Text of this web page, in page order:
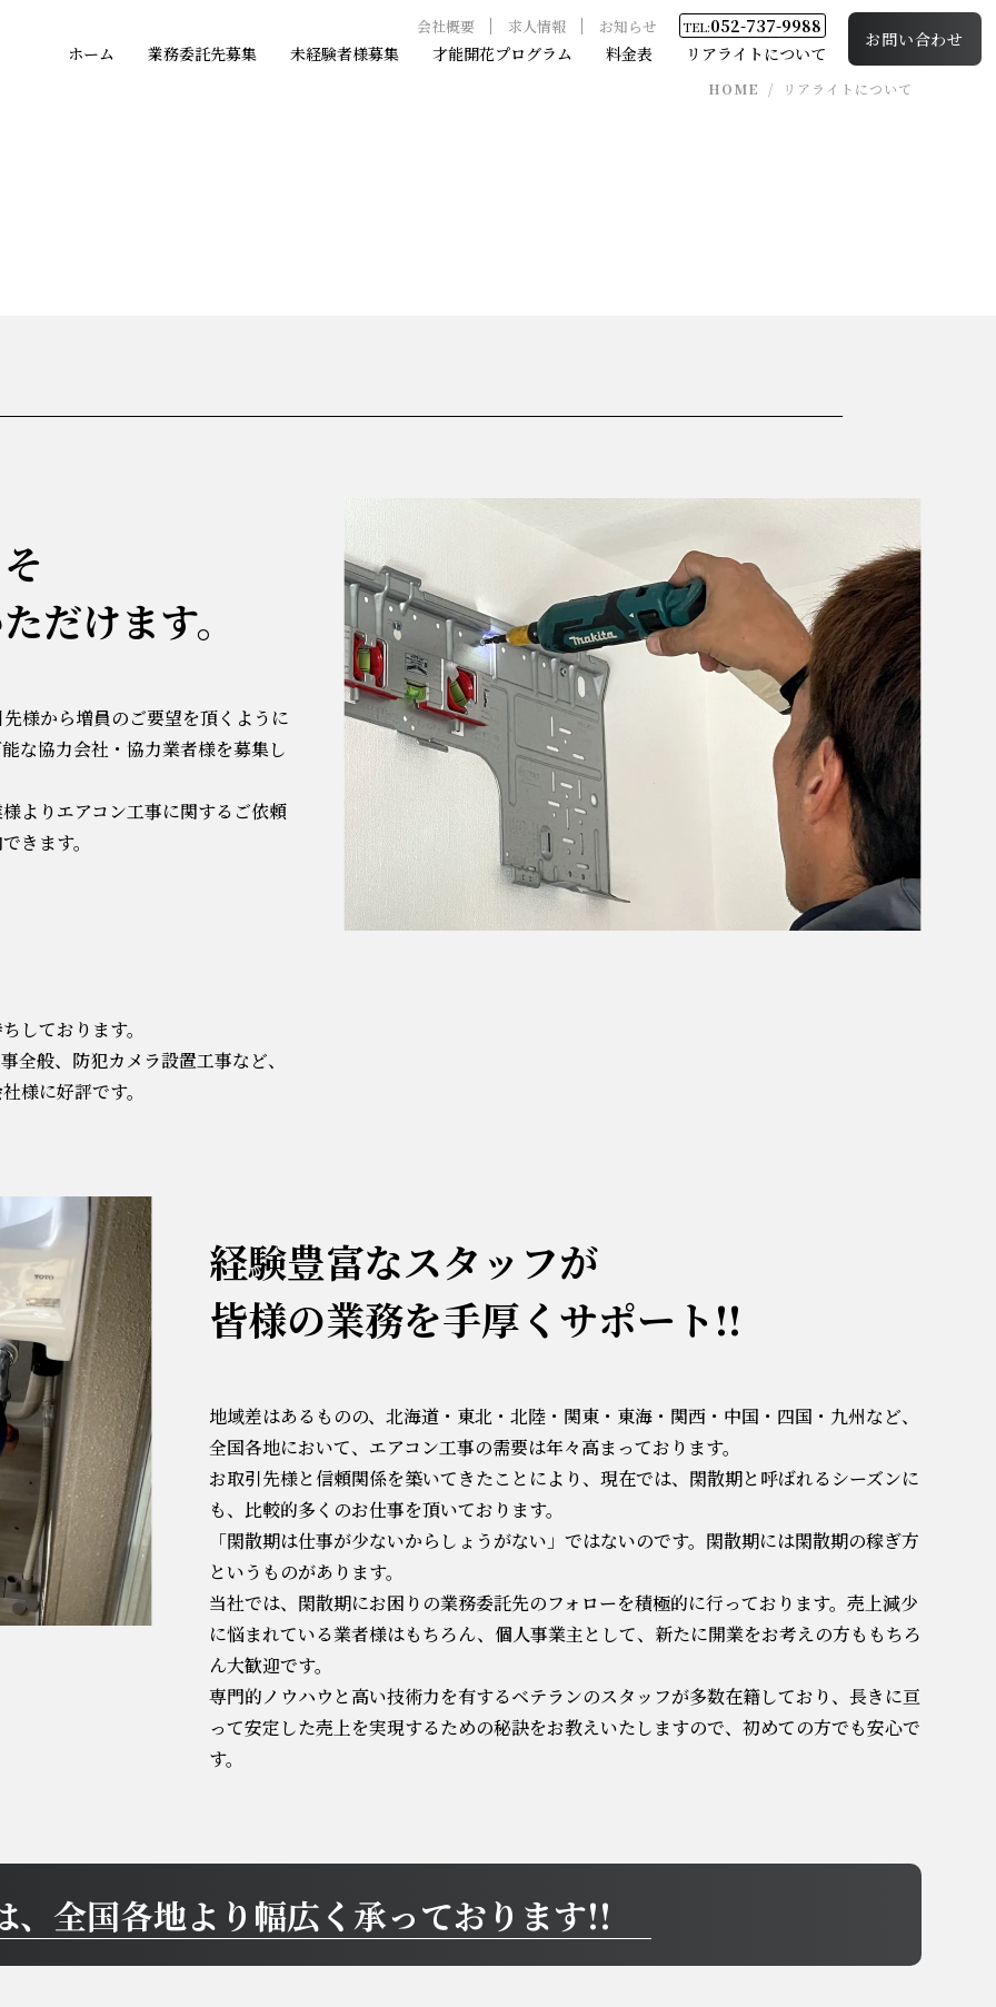
会社概要 求人情報 お知らせ TEL:052-737-9988
ホーム
業務委託先募集 未経験者様募集 才能開花プログラム 料金表 リアライトについて
お問い合わせ
HOME / リアライトについて
だけます。
様から増員のご要望を頂くように
な協力会社・協力業者様を募集し
よりエアコン工事に関するご依頼
きます。
しております。
全般、防犯カメラ設置工事など、
様に好評です。
経験豊富なスタッフが
皆様の業務を手厚くサポート!!
地域差はあるものの、北海道・東北・北陸・関東・東海・関西・中国・四国・九州など、
全国各地において、エアコン工事の需要は年々高まっております。
お取引先様と信頼関係を築いてきたことにより、現在では、閑散期と呼ばれるシーズンに
も、比較的多くのお仕事を頂いております。
「閑散期は仕事が少ないからしょうがない」ではないのです。閑散期には閑散期の稼ぎ方
というものがあります。
当社では、閑散期にお困りの業務委託先のフォローを積極的に行っております。売上減少
に悩まれている業者様はもちろん、個人事業主として、新たに開業をお考えの方ももちろ
ん大歓迎です。
専門的ノウハウと高い技術力を有するベテランのスタッフが多数在籍しており、長きに亘
って安定した売上を実現するための秘訣をお教えいたしますので、初めての方でも安心で
す。
、全国各地より幅広く承っております!!